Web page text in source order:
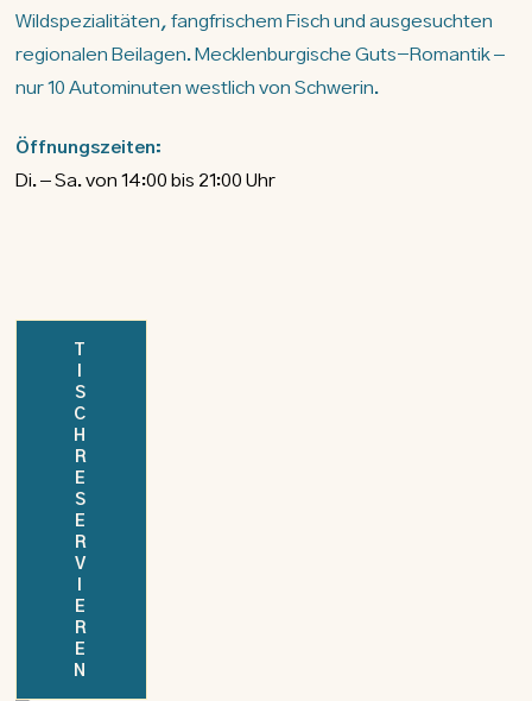
Wildspezialitäten, fangfrischem Fisch und ausgesuchten
regionalen Beilagen. Mecklenburgische Guts-Romantik –
nur 10 Autominuten westlich von Schwerin.
Öffnungszeiten:
Di. – Sa. von 14:00 bis 21:00 Uhr
T
S
C
H
R
E
S
E
R
V
E
R
E
N